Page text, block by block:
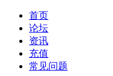
首页
论坛
资讯
充值
常见问题